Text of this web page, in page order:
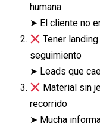
humana
➤ El cliente no
Tener
seguimiento
➤ Leads que
Material sin
recorrido
➤ Mucha